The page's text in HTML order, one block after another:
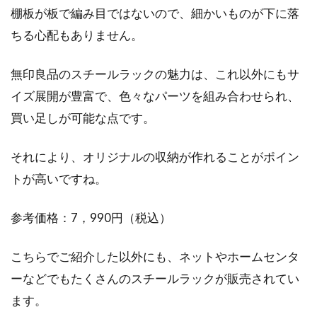
棚板が板で編み目ではないので、細かいものが下に落
ちる心配もありません。
無印良品のスチールラックの魅力は、これ以外にもサ
イズ展開が豊富で、色々なパーツを組み合わせられ、
買い足しが可能な点です。
それにより、オリジナルの収納が作れることがポイン
トが高いですね。
参考価格：7，990円（税込）
こちらでご紹介した以外にも、ネットやホームセンタ
ーなどでもたくさんのスチールラックが販売されてい
ます。